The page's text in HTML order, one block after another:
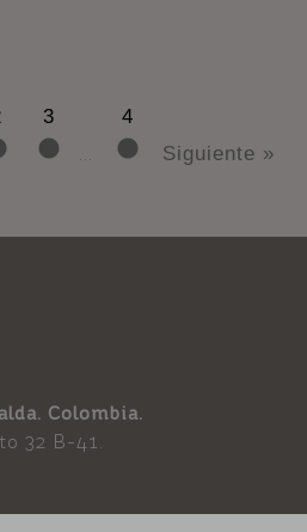
3
4
Siguiente »
Colombia.
32 B-41.